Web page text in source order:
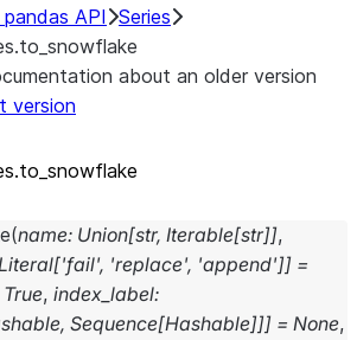
API Series
about an older version
version
snowflake
(name: Union[str, Iterable[str]],
['fail', 'replace', 'append']] =
True, index_label:
, Sequence[Hashable]]] = None,